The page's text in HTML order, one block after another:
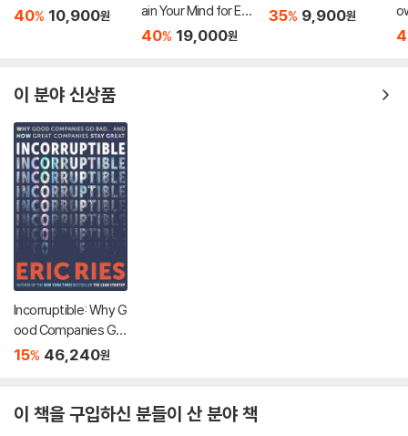
40% 10,900원
ain Your Mind for Ext
raordinary Performa
40% 19,000원
35% 9,900원
이 분야 신상품
Incorruptible: Why G
ood Companies Go
Bad... and How Grea
15% 46,240원
이 책을 구입하신 분들이 산 분야 책